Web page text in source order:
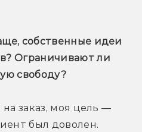
собственные идеи
Ограничивают ли
свободу?
заказ, моя цель —
был доволен.